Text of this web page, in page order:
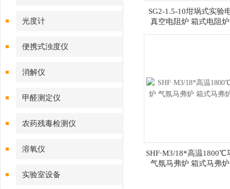
光度计
便携式浊度仪
消解仪
甲醛测定仪
农药残毒检测仪
溶氧仪
实验室设备
SG2-1.5-10坩埚式实验
真空电阻炉 箱式电阻
SHF·M3/18*高温1800℃
气氛马弗炉 箱式马弗